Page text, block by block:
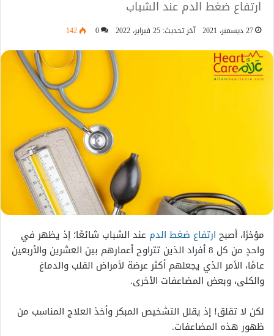
ارتفاع ضغط الدم عند الشباب
27 ديسمبر، 2021 آخر تحديث: 25 فبراير، 2022 0
142
مؤخرًا، أصبح ارتفاع ضغط الدم عند الشباب شائعًا؛ إذ يظهر في
واحدٍ من كل 8 أفراد الذين تتراوح أعمارهم بين العشرين والأربعين
عامًا، الأمر الذي يجعلهم أكثر عرضة لأمراض القلب والدماغ
والكلى، وبعض المضاعفات الأخرى.
لكن لا تقلق! إذ يقلل التشخيص المبكر وأخذ العلاج المناسب من
ظهور هذه المضاعفات.